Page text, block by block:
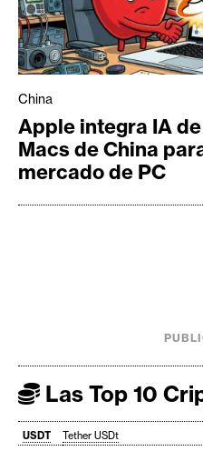
China
Apple integra IA
Macs de China
mercado de PC
Las Top 10
USDT Tether USDt